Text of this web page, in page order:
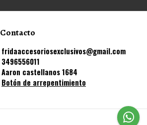
Contacto
fridaaccesoriosexclusivos@gmail.com
3496556011
Aaron castellanos 1684
Botón de arrepentimiento